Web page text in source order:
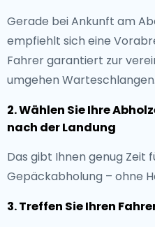
Gerade bei Ankunft am
empfiehlt sich eine
Fahrer garantiert zur
umgehen Warteschlangen.
2. Wählen Sie Ihre
nach der Landung
Das gibt Ihnen genug Zeit
Gepäckabholung – ohne
3. Treffen Sie Ihren